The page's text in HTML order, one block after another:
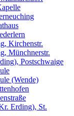
Kirchenstr.
Münchnerstr.
Postschwaige
(Wende)
Erding), St.